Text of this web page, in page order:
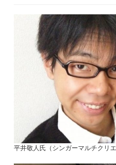
平井敬人氏（シンガーマルチクリ